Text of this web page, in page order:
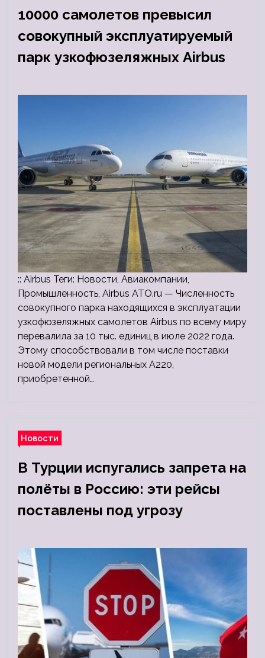
10000 самолетов превысил
совокупный эксплуатируемый
парк узкофюзеляжных Airbus
:: Airbus Теги: Новости, Авиакомпании,
Промышленность, Airbus ATO.ru — Численность
совокупного парка находящихся в эксплуатации
узкофюзеляжных самолетов Airbus по всему миру
перевалила за 10 тыс. единиц в июле 2022 года.
Этому способствовали в том числе поставки
новой модели региональных А220,
приобретенной…
Новости
В Турции испугались запрета на
полёты в Россию: эти рейсы
поставлены под угрозу